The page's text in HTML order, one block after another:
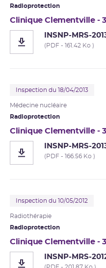
Radioprotection
Clinique Clementville -
INSNP-MRS-
(PDF - 161.42 Ko )
Inspection du 18/04/2013
Médecine nucléaire
Radioprotection
Clinique Clementville -
INSNP-MRS-
(PDF - 166.56 Ko )
Inspection du 10/05/2012
Radiothérapie
Radioprotection
Clinique Clementville -
INSNP-MRS-